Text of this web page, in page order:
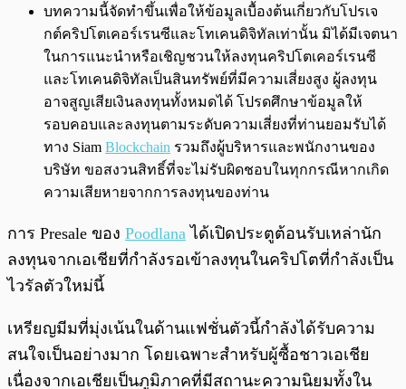
พร้อมเล่น 0:00/0:00
บทความนี้จัดทำขึ้นเพื่อให้ข้อมูลเบื้องต้นเกี่ยวกับโปรเจ
กต์คริปโตเคอร์เรนซีและโทเคนดิจิทัลเท่านั้น มิได้มีเจตนา
ในการแนะนำหรือเชิญชวนให้ลงทุนคริปโตเคอร์เรนซี
และโทเคนดิจิทัลเป็นสินทรัพย์ที่มีความเสี่ยงสูง ผู้ลงทุน
อาจสูญเสียเงินลงทุนทั้งหมดได้ โปรดศึกษาข้อมูลให้
รอบคอบและลงทุนตามระดับความเสี่ยงที่ท่านยอมรับได้
ทาง Siam Blockchain รวมถึงผู้บริหารและพนักงานของ
บริษัท ขอสงวนสิทธิ์ที่จะไม่รับผิดชอบในทุกกรณีหากเกิด
ความเสียหายจากการลงทุนของท่าน
การ Presale ของ Poodlana ได้เปิดประตูต้อนรับเหล่านัก
ลงทุนจากเอเชียที่กำลังรอเข้าลงทุนในคริปโตที่กำลังเป็น
ไวรัลตัวใหม่นี้
เหรียญมีมที่มุ่งเน้นในด้านแฟชั่นตัวนี้กำลังได้รับความ
สนใจเป็นอย่างมาก โดยเฉพาะสำหรับผู้ซื้อชาวเอเชีย
เนื่องจากเอเชียเป็นภูมิภาคที่มีสถานะความนิยมทั้งใน